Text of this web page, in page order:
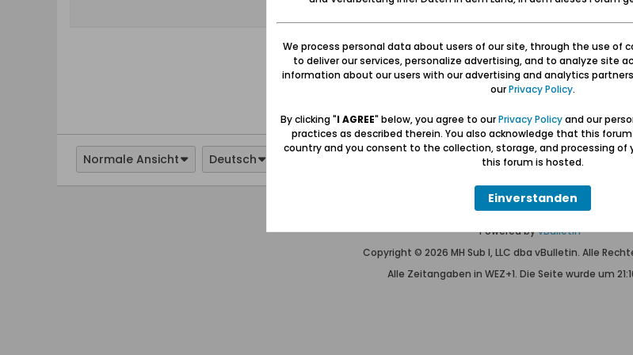
Keine Themen gefunden oder du bist nicht
Nurregistrierte Benutzer können alles
Normale Ansicht Deutsch
Wolfgang Naujocks MMXXVI
Powered byvBulletin®
Copyright © 2026 MH Sub I, LLC dba vBulletin. Alle
Alle Zeitangaben in WEZ+1. Die Seite wurde um
We process personal data about users of our site, through the use of
to deliver our services, personalize advertising, and to analyze site
information about our users with our advertising and analytics
ourPrivacy Policy.
By clicking "I AGREE" below, you agree to ourPrivacy Policyand our
practices as described therein. You also acknowledge that this
country and you consent to the collection, storage, and processing of
this forum is hosted.
Einverstanden